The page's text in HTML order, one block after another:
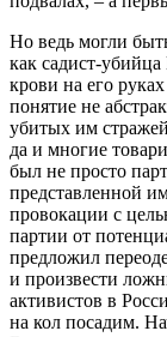
Но ведь могли
как садист-
крови на его
понятие не
убитых им
да и многие
был не просто
представленной
провокации с
партии от
предложил
и произвести
активистов в
на кол посадим.